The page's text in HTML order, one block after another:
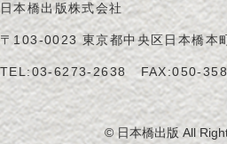
日本橋出版株式会社
〒103-0023 東京都中央区日本橋本
TEL:03-6273-2638 FAX:050-
© 日本橋出版 All